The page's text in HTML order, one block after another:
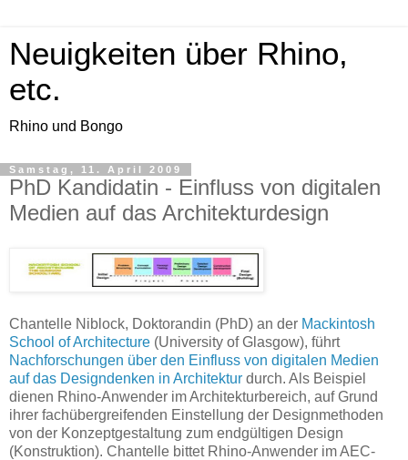
Neuigkeiten über Rhino,
etc.
Rhino und Bongo
Samstag, 11. April 2009
PhD Kandidatin - Einfluss von digitalen
Medien auf das Architekturdesign
Chantelle Niblock, Doktorandin (PhD) an der Mackintosh
School of Architecture (University of Glasgow), führt
Nachforschungen über den Einfluss von digitalen Medien
auf das Designdenken in Architektur durch. Als Beispiel
dienen Rhino-Anwender im Architekturbereich, auf Grund
ihrer fachübergreifenden Einstellung der Designmethoden
von der Konzeptgestaltung zum endgültigen Design
(Konstruktion). Chantelle bittet Rhino-Anwender im AEC-